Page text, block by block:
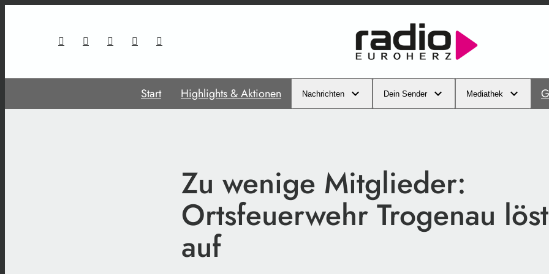
Start Highlights & Aktionen Nachrichten Dein Sender Mediathek
Zu wenige Mitglieder:
Ortsfeuerwehr Trogenau
auf